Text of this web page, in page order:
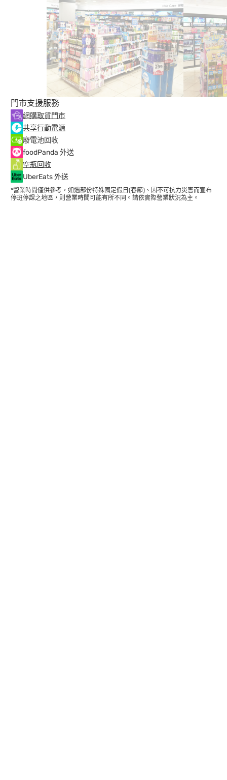
門市支援服務
網購取貨門市
共享行動電源
廢電池回收
foodPanda 外送
空瓶回收
UberEats 外送
*營業時間僅供參考，如遇部份特殊國定假日(春節)、因不可抗力災害而宣布
停班停課之地區，則營業時間可能有所不同。請依實際營業狀況為主。